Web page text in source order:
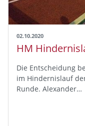
02.10.2020
Die Entscheidung
im Hindernislauf
Runde. Alexander…